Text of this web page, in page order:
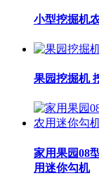
小型挖掘机
果园挖掘机
家用果园08
用迷你勾机